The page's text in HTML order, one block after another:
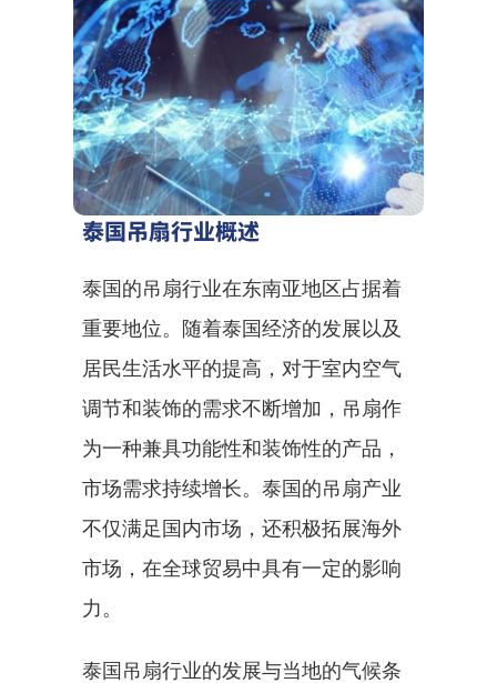
泰国吊扇行业概述
泰国的吊扇行业在东南亚地区占据着
重要地位。随着泰国经济的发展以及
居民生活水平的提高，对于室内空气
调节和装饰的需求不断增加，吊扇作
为一种兼具功能性和装饰性的产品，
市场需求持续增长。泰国的吊扇产业
不仅满足国内市场，还积极拓展海外
市场，在全球贸易中具有一定的影响
力。
泰国吊扇行业的发展与当地的气候条